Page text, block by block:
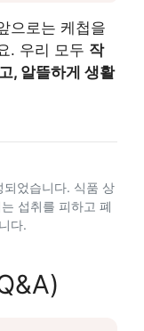
으로는 케첩을
. 우리 모두 작
, 알뜰하게 생활
었습니다. 식품 상
섭취를 피하고 폐
다.